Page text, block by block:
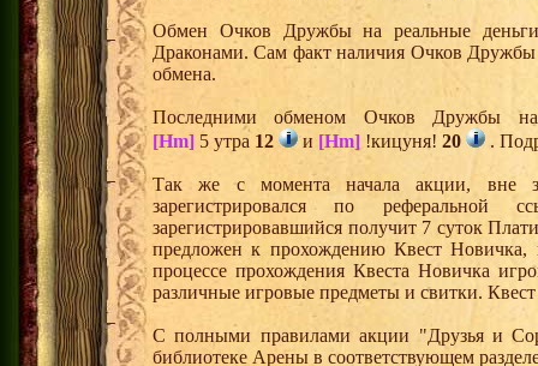
Обмен Очков Дружбы на реальные деньги
Драконами. Сам факт наличия Очков Дружбы
обмена.
Последними обменом Очков Дружбы на
[Hm] 5 утра 12 и [Hm] !кицуня! 20 .
Так же с момента начала акции, вне
зарегистрировался по
зарегистрировавшийся получит 7 суток
предложен к прохождению Квест
процессе прохождения Квеста Новичка
различные игровые предметы и свитки.
С полными правилами акции "Друзья и
библиотеке Арены в соответствующем